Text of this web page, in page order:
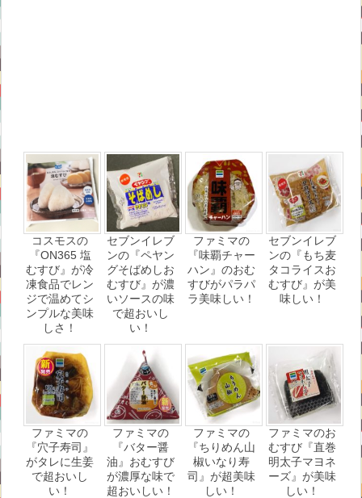
コスモスの
『ON365 塩
むすび』が冷
凍食品でレン
ジで温めてシ
ンプルな美味
しさ！
セブンイレブ
ンの『ペヤン
グそばめしお
むすび』が濃
いソースの味
で超おいし
い！
ファミマの
『味覇チャー
ハン』のおむ
すびがパラパ
ラ美味しい！
セブンイレブ
ンの『もち麦
タコライスお
むすび』が美
味しい！
ファミマの
『穴子寿司』
がタレに生姜
で超おいし
い！
ファミマの
『バター醤
油』おむすび
が濃厚な味で
超おいしい！
ファミマの
『ちりめん山
椒いなり寿
司』が超美味
しい！
ファミマのお
むすび『直巻
明太子マヨネ
ーズ』が美味
しい！